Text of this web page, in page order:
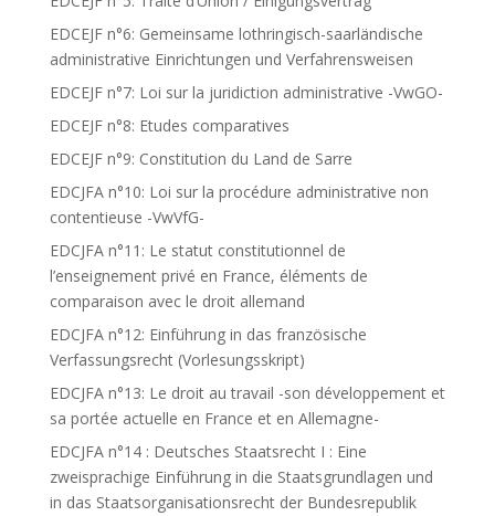
EDCEJF n°6: Gemeinsame lothringisch-saarländische
administrative Einrichtungen und Verfahrensweisen
EDCEJF n°7: Loi sur la juridiction administrative -VwGO-
EDCEJF n°8: Etudes comparatives
EDCEJF n°9: Constitution du Land de Sarre
EDCJFA n°10: Loi sur la procédure administrative non
contentieuse -VwVfG-
EDCJFA n°11: Le statut constitutionnel de
l’enseignement privé en France, éléments de
comparaison avec le droit allemand
EDCJFA n°12: Einführung in das französische
Verfassungsrecht (Vorlesungsskript)
EDCJFA n°13: Le droit au travail -son développement et
sa portée actuelle en France et en Allemagne-
EDCJFA n°14 : Deutsches Staatsrecht I : Eine
zweisprachige Einführung in die Staatsgrundlagen und
in das Staatsorganisationsrecht der Bundesrepublik